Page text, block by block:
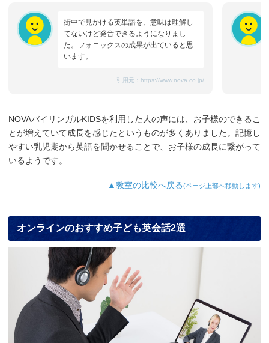
街中で見かける英単語を、意味は理解し
てないけど発音できるようになりまし
た。フォニックスの成果が出ていると思
います。
引用元： https://www.nova.co.jp/
NOVAバイリンガルKIDSを利用した人の声には、お子様のできるこ
とが増えていて成長を感じたというものが多くありました。記憶し
やすい乳児期から英語を聞かせることで、お子様の成長に繋がって
いるようです。
▲教室の比較へ戻る(ページ上部へ移動します)
オンラインのおすすめ子ども英会話2選